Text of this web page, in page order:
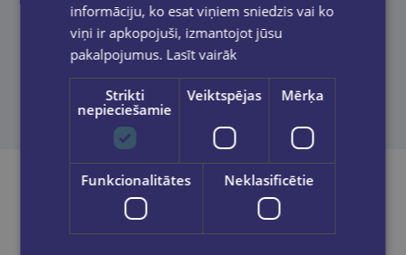
Neatradi to, ko meklēji? Palīdzēsim!
Sazināties
informāciju, ko esat viņiem sniedzis vai ko
viņi ir apkopojuši, izmantojot jūsu
pakalpojumus. Lasīt vairāk
Strikti
nepieciešamie
Veiktspējas Mērķa
Funkcionalitātes Neklasificētie